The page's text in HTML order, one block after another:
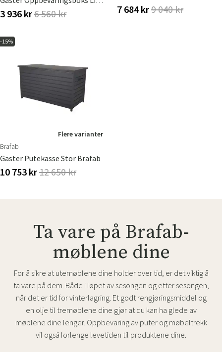
3 936 kr6 560 kr 7 684 kr9 040 kr
-15%
Flere varianter
Brafab
Gäster Putekasse Stor Brafab
10 753 kr12 650 kr
Ta vare på Brafab-
møblene dine
For å sikre at utemøblene dine holder over tid, er det viktig å
ta vare på dem. Både i løpet av sesongen og etter sesongen,
når det er tid for vinterlagring. Et godt rengjøringsmiddel og
en olje til tremøblene dine gjør at du kan ha glede av
møblene dine lenger. Oppbevaring av puter og møbeltrekk
vil også forlenge levetiden til produktene dine.